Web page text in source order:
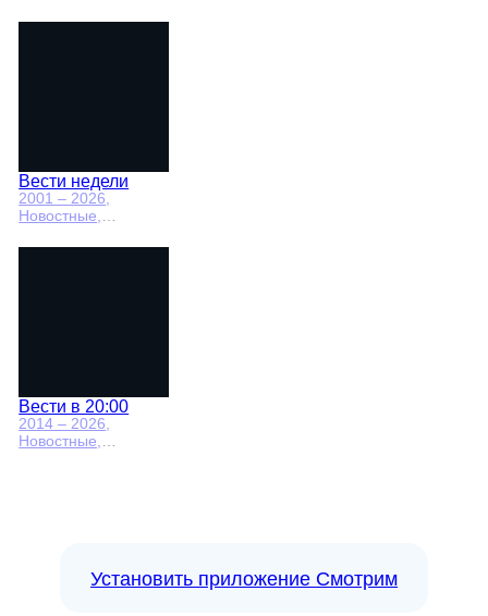
политические,
Вести недели
2001 – 2026
Новостные,
политические
Вести в 20:00
2014 – 2026,
Новостные,
Установить приложение Смотрим